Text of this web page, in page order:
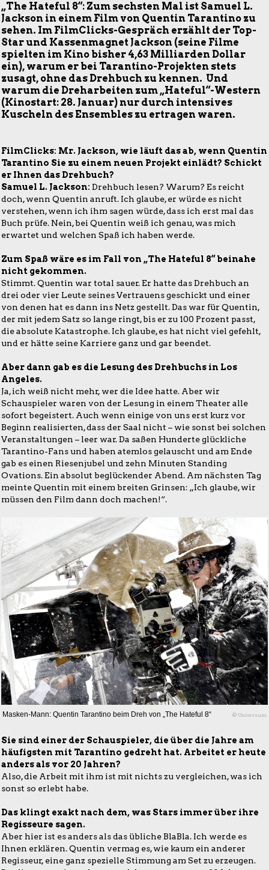
„The Hateful 8“: Zum sechsten Mal ist Samuel L.
Jackson in einem Film von Quentin Tarantino zu
sehen. Im FilmClicks-Gespräch erzählt der Top-
Star und Kassenmagnet Jackson (seine Filme
spielten im Kino bisher 4,63 Milliarden Dollar
ein), warum er bei Tarantino-Projekten stets
zusagt, ohne das Drehbuch zu kennen. Und
warum die Dreharbeiten zum „Hateful“-Western
(Kinostart: 28. Januar) nur durch intensives
Kuscheln des Ensembles zu ertragen waren.
FilmClicks: Mr. Jackson, wie läuft das ab, wenn Quentin
Tarantino Sie zu einem neuen Projekt einlädt? Schickt
er Ihnen das Drehbuch?
Samuel L. Jackson: Drehbuch lesen? Warum? Es reicht
doch, wenn Quentin anruft. Ich glaube, er würde es nicht
verstehen, wenn ich ihm sagen würde, dass ich erst mal das
Buch prüfe. Nein, bei Quentin weiß ich genau, was mich
erwartet und welchen Spaß ich haben werde.
Zum Spaß wäre es im Fall von „The Hateful 8“ beinahe
nicht gekommen.
Stimmt. Quentin war total sauer. Er hatte das Drehbuch an
drei oder vier Leute seines Vertrauens geschickt und einer
von denen hat es dann ins Netz gestellt. Das war für Quentin,
der mit jedem Satz so lange ringt, bis er zu 100 Prozent passt,
die absolute Katastrophe. Ich glaube, es hat nicht viel gefehlt,
und er hätte seine Karriere ganz und gar beendet.
Aber dann gab es die Lesung des Drehbuchs in Los
Angeles.
Ja, ich weiß nicht mehr, wer die Idee hatte. Aber wir
Schauspieler waren von der Lesung in einem Theater alle
sofort begeistert. Auch wenn einige von uns erst kurz vor
Beginn realisierten, dass der Saal nicht – wie sonst bei solchen
Veranstaltungen – leer war. Da saßen Hunderte glückliche
Tarantino-Fans und haben atemlos gelauscht und am Ende
gab es einen Riesenjubel und zehn Minuten Standing
Ovations. Ein absolut beglückender Abend. Am nächsten Tag
meinte Quentin mit einem breiten Grinsen: „Ich glaube, wir
müssen den Film dann doch machen!“.
Masken-Mann: Quentin Tarantino beim Dreh von „The Hateful 8“ © Universum
Sie sind einer der Schauspieler, die über die Jahre am
häufigsten mit Tarantino gedreht hat. Arbeitet er heute
anders als vor 20 Jahren?
Also, die Arbeit mit ihm ist mit nichts zu vergleichen, was ich
sonst so erlebt habe.
Das klingt exakt nach dem, was Stars immer über ihre
Regisseure sagen.
Aber hier ist es anders als das übliche BlaBla. Ich werde es
Ihnen erklären. Quentin vermag es, wie kaum ein anderer
Regisseur, eine ganz spezielle Stimmung am Set zu erzeugen.